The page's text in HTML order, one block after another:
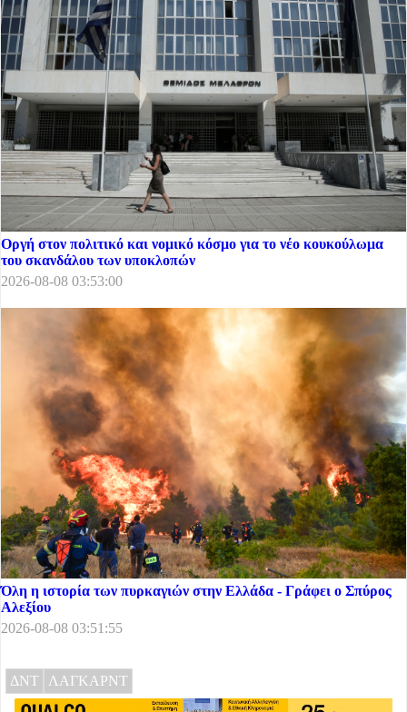
Οργή στον πολιτικό και νομικό κόσμο για το νέο κουκούλωμα
του σκανδάλου των υποκλοπών
2026-08-08 03:53:00
Όλη η ιστορία των πυρκαγιών στην Ελλάδα - Γράφει ο Σπύρος
Αλεξίου
2026-08-08 03:51:55
ΔΝΤ ΛΑΓΚΑΡΝΤ